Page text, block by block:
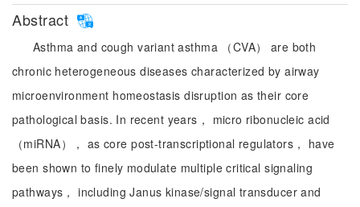
Abstract
Asthma and cough variant asthma （CVA） are both
chronic heterogeneous diseases characterized by airway
microenvironment homeostasis disruption as their core
pathological basis. In recent years， micro ribonucleic acid
（miRNA）， as core post-transcriptional regulators， have
been shown to finely modulate multiple critical signaling
pathways， including Janus kinase/signal transducer and